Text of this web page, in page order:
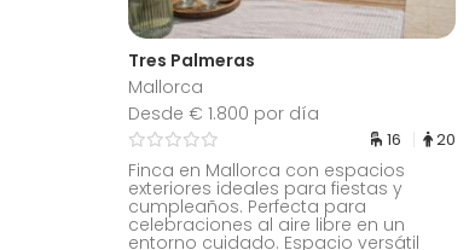
Tres Palmeras
Mallorca
Desde € 1.800 por día
16 20
Finca en Mallorca con espacios
exteriores ideales para fiestas y
cumpleaños. Perfecta para
celebraciones al aire libre en un
entorno cuidado. Espacio versátil